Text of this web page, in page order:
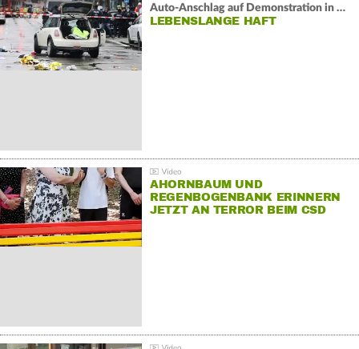
Auto-Anschlag auf Demonstration in München:
LEBENSLANGE HAFT
AHORNBAUM UND
REGENBOGENBANK ERINNERN
JETZT AN TERROR BEIM CSD